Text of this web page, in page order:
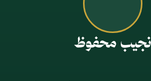
نجيب محفوظ